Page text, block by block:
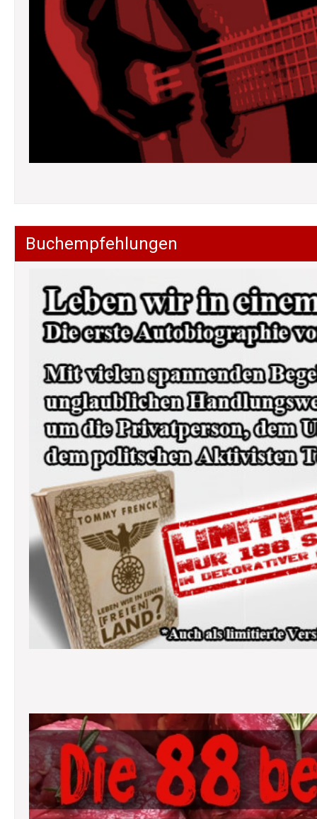
Buchempfehlungen